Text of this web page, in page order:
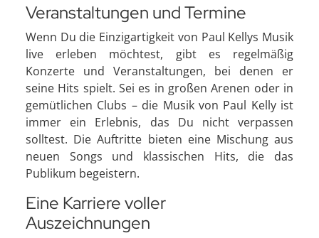
Veranstaltungen und Termine
Wenn Du die Einzigartigkeit von Paul Kellys Musik
live erleben möchtest, gibt es regelmäßig
Konzerte und Veranstaltungen, bei denen er
seine Hits spielt. Sei es in großen Arenen oder in
gemütlichen Clubs – die Musik von Paul Kelly ist
immer ein Erlebnis, das Du nicht verpassen
solltest. Die Auftritte bieten eine Mischung aus
neuen Songs und klassischen Hits, die das
Publikum begeistern.
Eine Karriere voller
Auszeichnungen